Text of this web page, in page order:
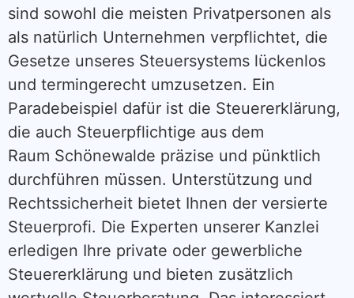
sind sowohl die meisten Privatpersonen als
als natürlich Unternehmen verpflichtet, die
Gesetze unseres Steuersystems lückenlos
und termingerecht umzusetzen. Ein
Paradebeispiel dafür ist die Steuererklärung,
die auch Steuerpflichtige aus dem
Raum Schönewalde präzise und pünktlich
durchführen müssen. Unterstützung und
Rechtssicherheit bietet Ihnen der versierte
Steuerprofi. Die Experten unserer Kanzlei
erledigen Ihre private oder gewerbliche
Steuererklärung und bieten zusätzlich